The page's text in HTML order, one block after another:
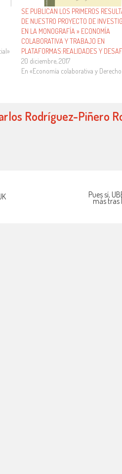
SE PUBLICAN LOS PRIMEROS
DE NUESTRO PROYECTO DE
EN LA MONOGRAFÍA » ECONOMÍA
COLABORATIVA Y TRABAJO EN
PLATAFORMAS:REALIDADES Y
20 diciembre, 2017
En «Economía colaborativa y
Rodríguez-Piñero
Pues sí,
más tras